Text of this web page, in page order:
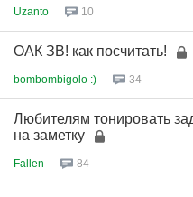
Uzanto 10
ОАК ЗВ! как посчитать!
bombombigolo :) 34
Любителям тонировать
на заметку
Fallen 84